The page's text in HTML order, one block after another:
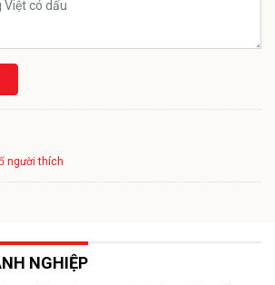
người thích
NGHIỆP